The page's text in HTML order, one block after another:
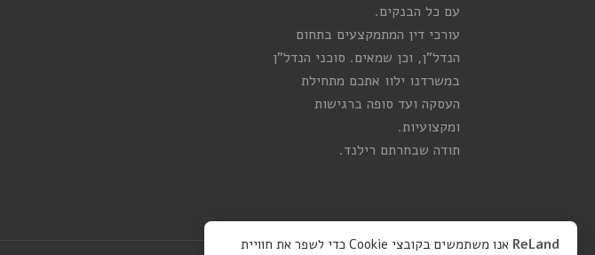
עם כל הבנקים.
עורכי דין המתמקצעים בתחום
הנדל”ן, וכן שמאים. סוכני הנדל”ן
במשרדנו ילוו אתכם מתחילת
העסקה ועד סופה ברגישות
ומקצועיות.
תודה שבחרתם רילנד.
ReLand
אנו משתמשים בקובצי Cookie כדי לשפר את חוויית